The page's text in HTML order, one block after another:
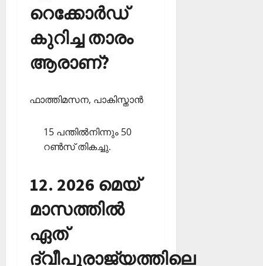
റെക്കോര്‍ഡ്
കുറിച്ച താരം
ആരാണ്?
ഫാത്തിമസന, പാകിസ്താന്‍
15 പന്തില്‍നിന്നും 50
റണ്‍സ് തികച്ചു.
12. 2026 മെയ്
മാസത്തില്‍
ഏത്
ദ്വീപുരാജ്യത്തിലെ